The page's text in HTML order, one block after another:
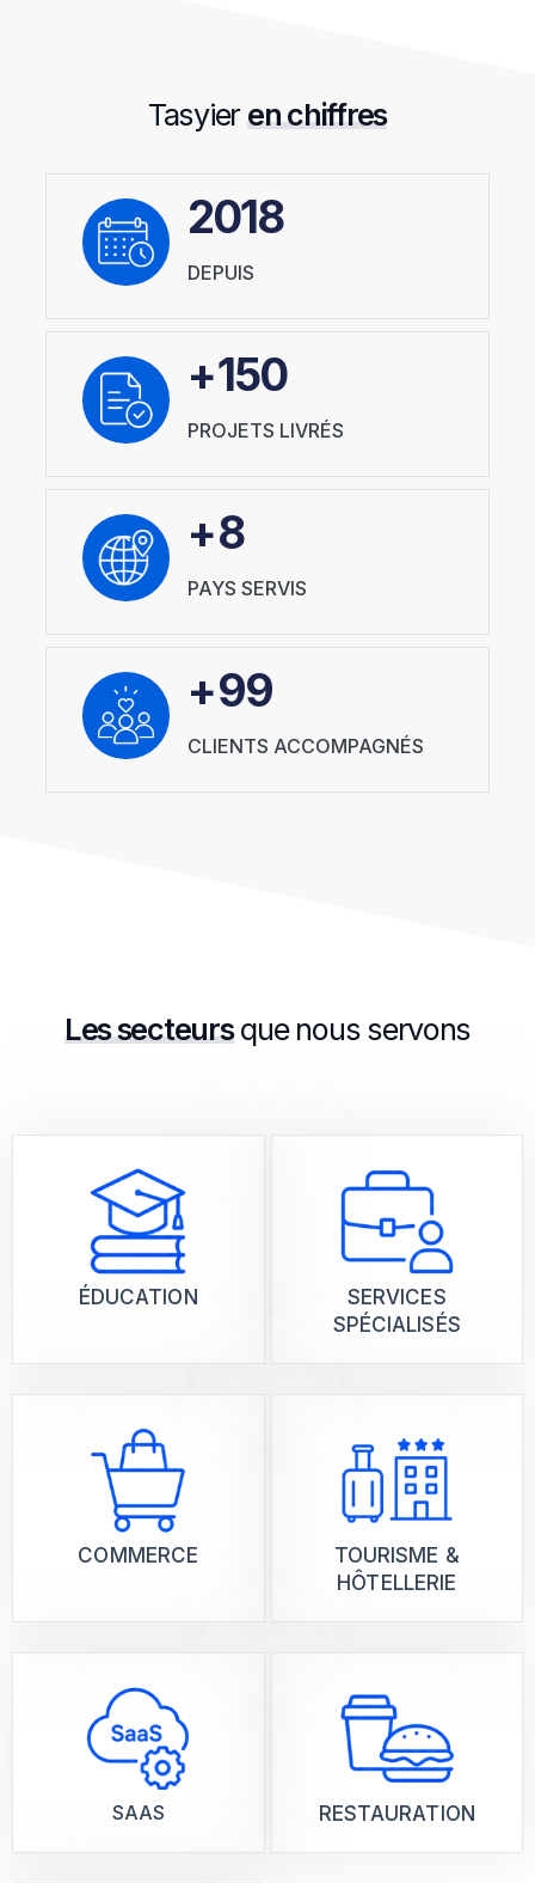
Tasyier en chiffres
2018
DEPUIS
+150
PROJETS LIVRÉS
+8
PAYS SERVIS
+100
CLIENTS ACCOMPAGNÉS
Les secteursque nous servons
ÉDUCATION
SERVICES
SPÉCIALISÉS
COMMERCE
TOURISME &
HÔTELLERIE
SAAS RESTAURATION